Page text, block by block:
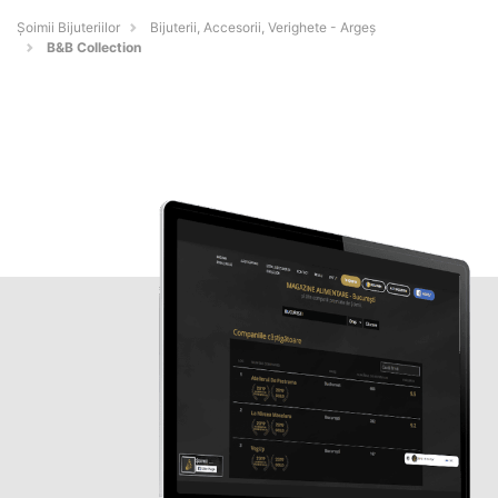
Şoimii Bijuteriilor
Bijuterii, Accesorii, Verighete - Argeş
B&B Collection